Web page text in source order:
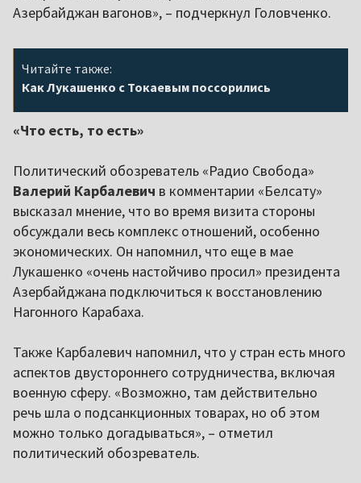
Азербайджан вагонов», – подчеркнул Головченко.
Читайте также:
Как Лукашенко с Токаевым поссорились
«Что есть, то есть»
Политический обозреватель «Радио Свобода»
Валерий Карбалевич в комментарии «Белсату»
высказал мнение, что во время визита стороны
обсуждали весь комплекс отношений, особенно
экономических. Он напомнил, что еще в мае
Лукашенко «очень настойчиво просил» президента
Азербайджана подключиться к восстановлению
Нагонного Карабаха.
Также Карбалевич напомнил, что у стран есть много
аспектов двустороннего сотрудничества, включая
военную сферу. «Возможно, там действительно
речь шла о подсанкционных товарах, но об этом
можно только догадываться», – отметил
политический обозреватель.